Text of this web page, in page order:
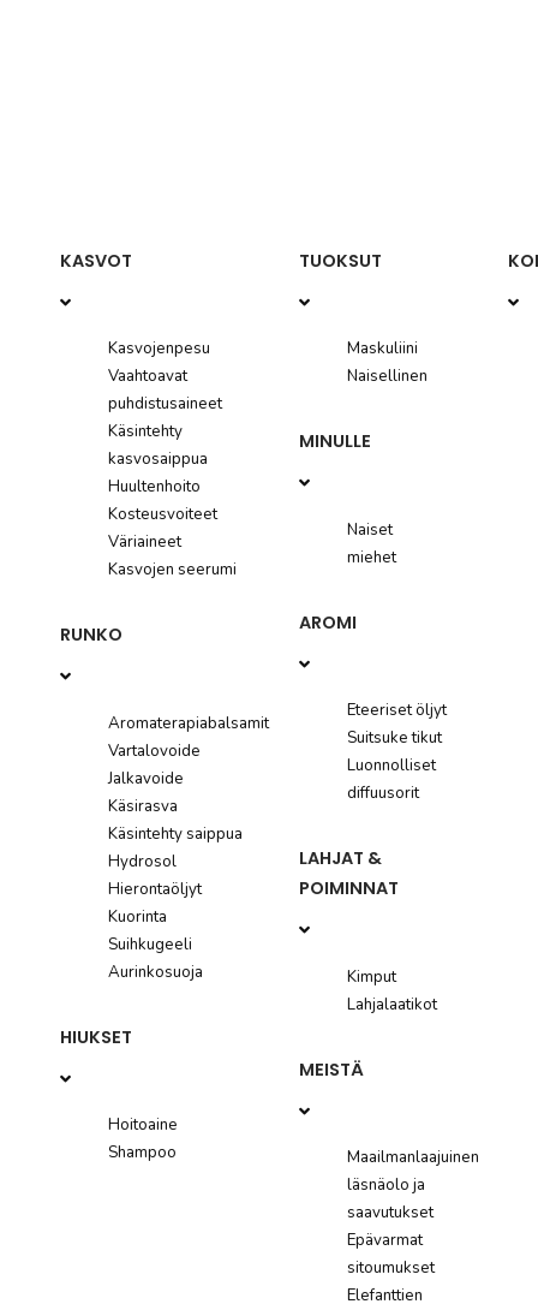
MAAILMANLAAJUINEN LÄSNÄOLO JA SAAVUTUKSET
EPÄVARMAT SITOUMUKSET
KASVOT
Kasvojenpesu
Vaahtoavat
puhdistusaineet
Käsintehty
kasvosaippua
Huultenhoito
Kosteusvoiteet
Väriaineet
Kasvojen seerumi
RUNKO
Aromaterapiabalsamit
Vartalovoide
Jalkavoide
Käsirasva
Käsintehty saippua
Hydrosol
Hierontaöljyt
Kuorinta
Suihkugeeli
Aurinkosuoja
HIUKSET
Hoitoaine
Shampoo
TUOKSUT
Maskuliini
Naisellinen
MINULLE
Naiset
miehet
AROMI
Eteeriset öljyt
Suitsuke tikut
Luonnolliset
diffuusorit
LAHJAT &
POIMINNAT
Kimput
Lahjalaatikot
MEISTÄ
Maailmanlaajuinen
läsnäolo ja
saavutukset
Epävarmat
sitoumukset
Elefanttien